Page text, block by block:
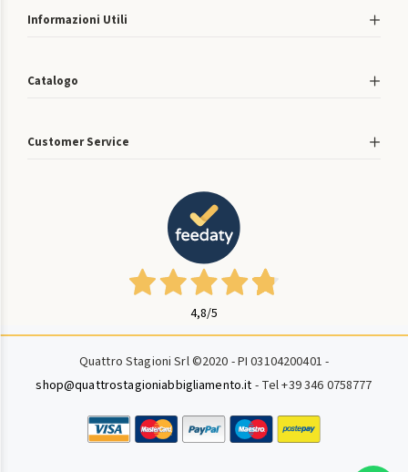
Informazioni Utili
Catalogo
Customer Service
4,8/5
Quattro Stagioni Srl ©2020 - PI 03104200401 -
shop@quattrostagioniabbigliamento.it - Tel +39 346 0758777